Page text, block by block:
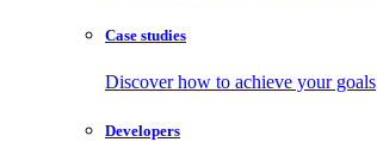
Case studies
Discover how to achieve your goals
Developers